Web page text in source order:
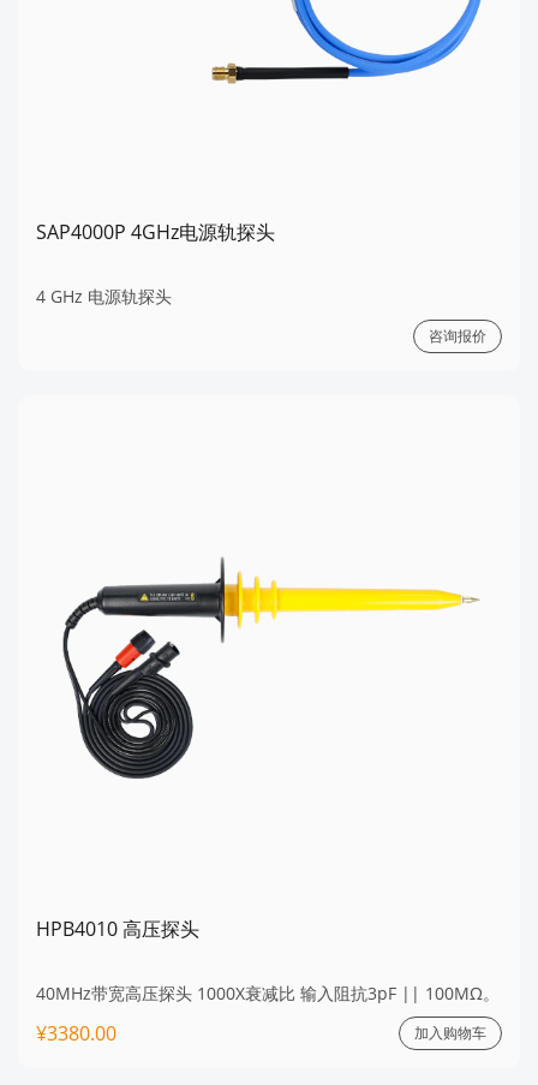
SAP4000P 4GHz电源轨探头
4 GHz 电源轨探头
咨询报价
HPB4010 高压探头
40MHz带宽高压探头 1000X衰减比 输入阻抗3pF || 100MΩ。
¥3380.00 加入购物车